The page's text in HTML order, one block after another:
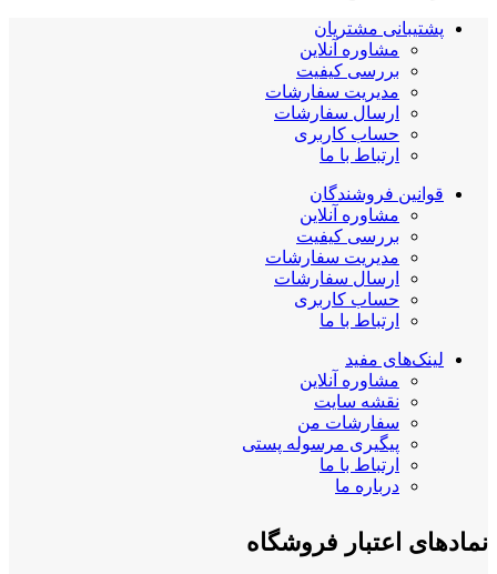
پشتیبانی مشتریان
مشاوره آنلاین
بررسی کیفیت
مدیریت سفارشات
ارسال سفارشات
حساب کاربری
ارتباط با ما
قوانین فروشندگان
مشاوره آنلاین
بررسی کیفیت
مدیریت سفارشات
ارسال سفارشات
حساب کاربری
ارتباط با ما
لینک‌های مفید
مشاوره آنلاین
نقشه سایت
سفارشات من
پیگیری مرسوله پستی
ارتباط با ما
درباره ما
نمادهای اعتبار فروشگاه